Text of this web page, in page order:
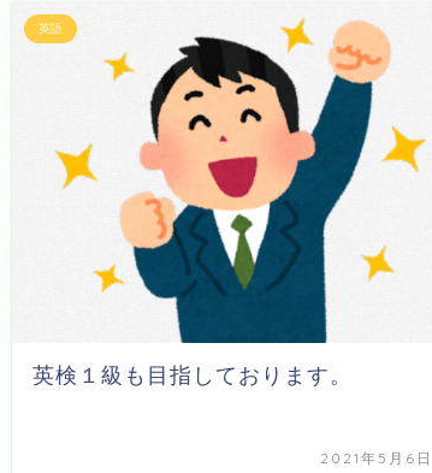
英語
英検１級も目指しております。
2021年5月6日